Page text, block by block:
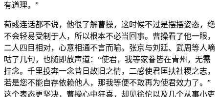
有道理。”
荀彧连话都不说，他很了解曹操，这时候不过是摆摆姿态，绝
不会轻易受制于人，所以根本不必当回事。曹操看了他一眼，
二人四目相对，心意相通不言而喻。张京与刘延、武周等人嘀
咕了几句，也随即放声道：“使君，我等家眷皆在青州，无需
挂念。千里投奔一念昔日故旧之情，二感使君匡扶社稷之志，
若是您不能自存依赖他人，那我等便不敢再为使君效力了。”
这个表态更坚决，曹操心中狂喜，却见徐佗以及几个从事小吏